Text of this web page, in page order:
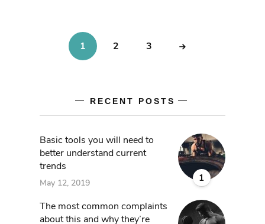
1 2 3
RECENT POSTS
1
Basic tools you will need to
better understand current
trends
May 12, 2019
The most common complaints
about this and why they’re